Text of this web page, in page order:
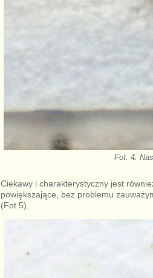
Fot. 4.
Ciekawy i charakterystyczny jest
powiększające, bez problemu
(Fot.5).